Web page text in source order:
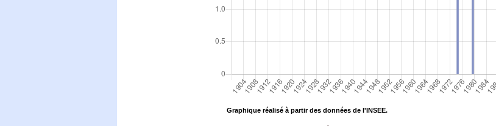
Graphique réalisé à partir des données de l'INSEE.